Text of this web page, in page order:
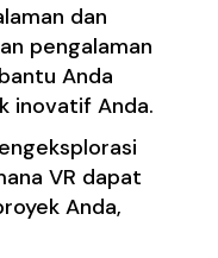
dan
pengalaman
Anda
inovatif Anda.
VR dapat
Anda,